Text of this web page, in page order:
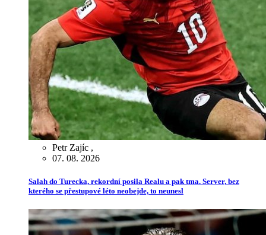
Petr Zajíc ,
07. 08. 2026
Salah do Turecka, rekordní posila Realu a pak tma. Server, bez
kterého se přestupové léto neobejde, to neunesl